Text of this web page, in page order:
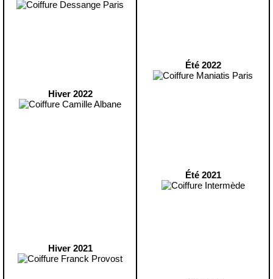
Hiver 2022
Hiver 2021
Été 2022
Été 2021